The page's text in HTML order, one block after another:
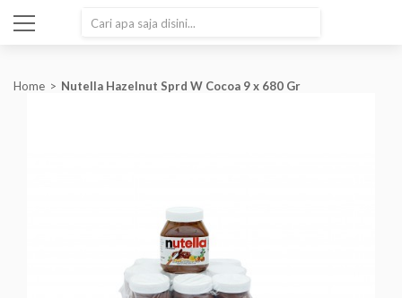
Home Nutella Hazelnut Sprd W Cocoa 9 x 680 Gr